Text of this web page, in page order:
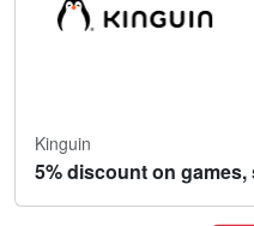
Kinguin
5% discount on